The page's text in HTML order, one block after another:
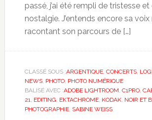
passé, j’ai été rempli de tristesse et
nostalgie. J’entends encore sa voix
racontant son parcours de […]
CLASSÉ SOUS :ARGENTIQUE, CONCERTS,
NEWS, PHOTO, PHOTO NUMÉRIQUE
BALISÉ AVEC :ADOBE LIGHTROOM C1PRO,
21
EDITING EKTACHROME, KODAK, NOIR ET
PHOTOGRAPHIE, SABINE WEISS